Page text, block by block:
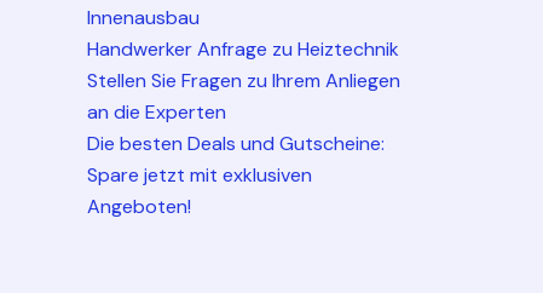
Innenausbau
Handwerker Anfrage zu Heiztechnik
Stellen Sie Fragen zu Ihrem Anliegen
an die Experten
Die besten Deals und Gutscheine:
Spare jetzt mit exklusiven
Angeboten!